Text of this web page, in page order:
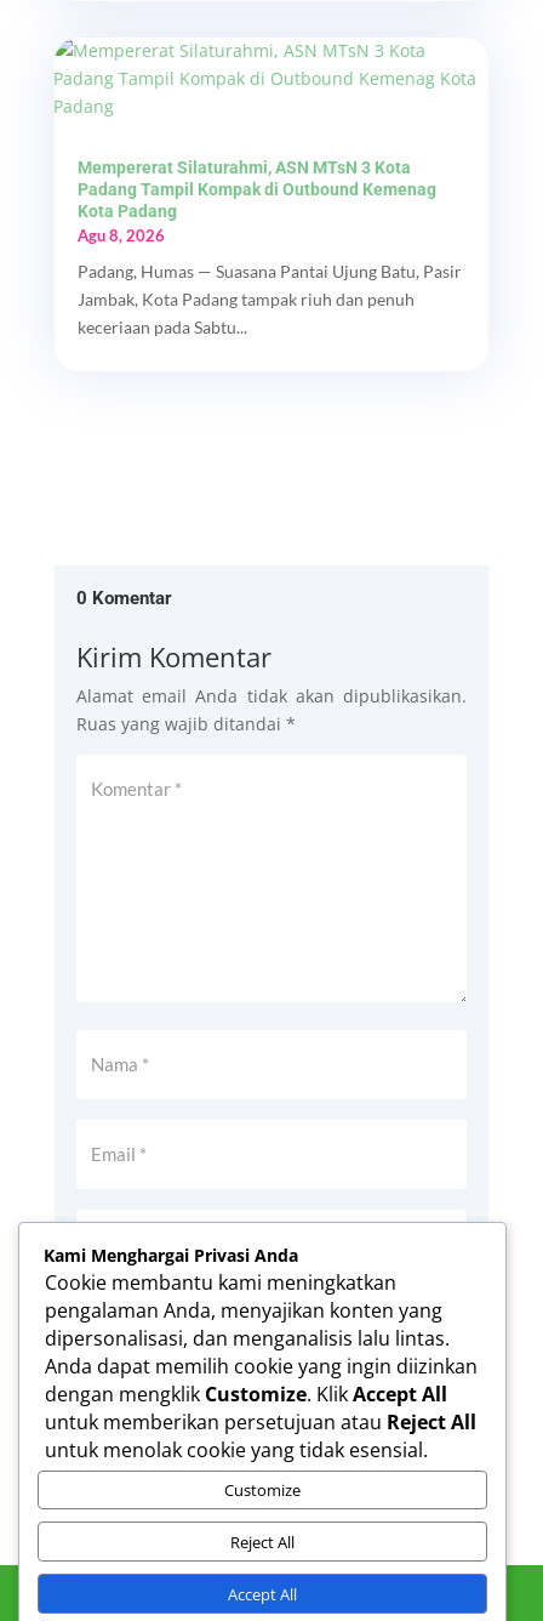
Mempererat Silaturahmi, ASN MTsN 3 Kota
Padang Tampil Kompak di Outbound Kemenag
Kota Padang
Agu 8, 2026
Padang, Humas — Suasana Pantai Ujung Batu, Pasir
Jambak, Kota Padang tampak riuh dan penuh
keceriaan pada Sabtu...
0 Komentar
Kirim Komentar
Alamat email Anda tidak akan dipublikasikan.
Ruas yang wajib ditandai *
Simpan nama, email, dan situs web saya
pada peramban ini untuk komentar saya
berikutnya.
Kirim Komentar
Kami Menghargai Privasi Anda
Cookie membantu kami meningkatkan
pengalaman Anda, menyajikan konten yang
dipersonalisasi, dan menganalisis lalu lintas.
Anda dapat memilih cookie yang ingin diizinkan
dengan mengklik Customize. KlikAccept All
untuk memberikan persetujuan atau Reject All
untuk menolak cookie yang tidak esensial.
Customize
Reject All
Accept All